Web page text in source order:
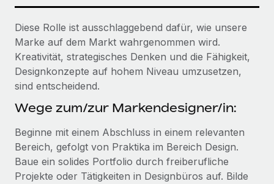
Diese Rolle ist ausschlaggebend dafür, wie unsere
Marke auf dem Markt wahrgenommen wird.
Kreativität, strategisches Denken und die Fähigkeit,
Designkonzepte auf hohem Niveau umzusetzen,
sind entscheidend.
Wege zum/zur Markendesigner/in:
Beginne mit einem Abschluss in einem relevanten
Bereich, gefolgt von Praktika im Bereich Design.
Baue ein solides Portfolio durch freiberufliche
Projekte oder Tätigkeiten in Designbüros auf. Bilde